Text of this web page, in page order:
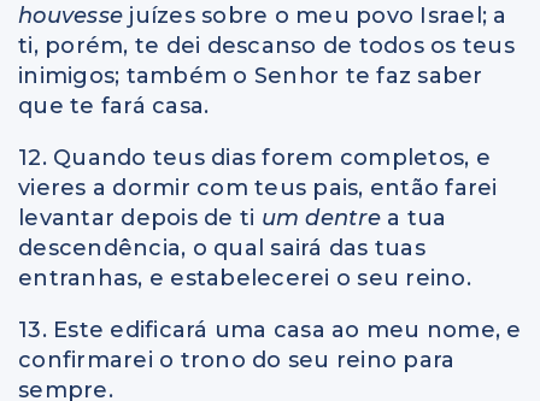
houvesse juízes sobre o meu povo Israel; a
ti, porém, te dei descanso de todos os teus
inimigos; também o Senhor te faz saber
que te fará casa.
12. Quando teus dias forem completos, e
vieres a dormir com teus pais, então farei
levantar depois de ti um dentre a tua
descendência, o qual sairá das tuas
entranhas, e estabelecerei o seu reino.
13. Este edificará uma casa ao meu nome, e
confirmarei o trono do seu reino para
sempre.